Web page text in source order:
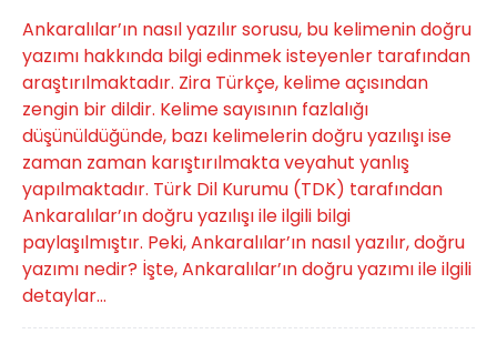
Ankaralılar’ın nasıl yazılır sorusu, bu kelimenin doğru
yazımı hakkında bilgi edinmek isteyenler tarafından
araştırılmaktadır. Zira Türkçe, kelime açısından
zengin bir dildir. Kelime sayısının fazlalığı
düşünüldüğünde, bazı kelimelerin doğru yazılışı ise
zaman zaman karıştırılmakta veyahut yanlış
yapılmaktadır. Türk Dil Kurumu (TDK) tarafından
Ankaralılar’ın doğru yazılışı ile ilgili bilgi
paylaşılmıştır. Peki, Ankaralılar’ın nasıl yazılır, doğru
yazımı nedir? İşte, Ankaralılar’ın doğru yazımı ile ilgili
detaylar...